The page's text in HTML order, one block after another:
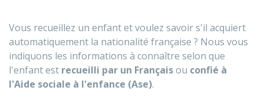
Vous recueillez un enfant et voulez savoir s'il acquiert
automatiquement la nationalité française ? Nous vous
indiquons les informations à connaître selon que
l'enfant est recueilli par un Françaisou confié à
l'Aide sociale à l'enfance (Ase).